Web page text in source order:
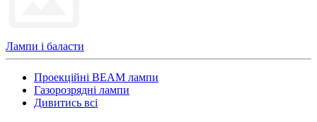
Лампи і баласти
Проекційні BEAM лампи
Газорозрядні лампи
Дивитись всі